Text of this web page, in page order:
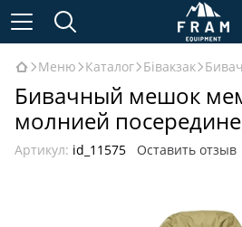
Меню Каталог Бівакзак
Бивачный мешок
молнией посередине
Артикул: id_11575 Оставить отзыв